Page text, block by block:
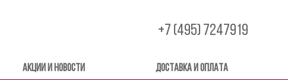
+7 (495) 7247919
Акции и новости Доставка и оплата